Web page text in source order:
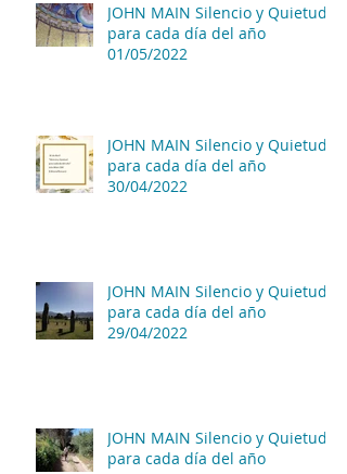
JOHN MAIN Silencio y Quietud
para cada día del año
01/05/2022
JOHN MAIN Silencio y Quietud
para cada día del año
30/04/2022
JOHN MAIN Silencio y Quietud
para cada día del año
29/04/2022
JOHN MAIN Silencio y Quietud
para cada día del año